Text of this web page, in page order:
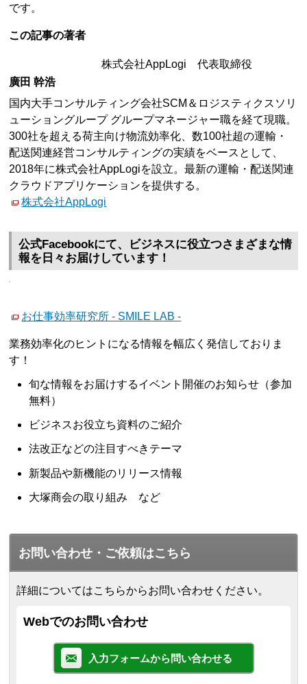
です。
この記事の著者
株式会社AppLogi 代表取締役
廣田 幹浩
国内大手コンサルティング会社SCM＆ロジスティクスソリ
ューショングループ グループマネージャー職を経て現職。
300社を超える荷主向け物流効率化、数100社超の運輸・
配送関連経営コンサルティングの実績をベースとして、
2018年に株式会社AppLogiを設立。最新の運輸・配送関連
クラウドアプリケーションを提供する。
株式会社AppLogi
公式Facebookにて、ビジネスに役立つさまざまな情
報を日々お届けしています！
お仕事効率研究所 - SMILE LAB -
業務効率化のヒントになる情報を幅広く発信しておりま
す！
旬な情報をお届けするイベント開催のお知らせ（参加
無料）
ビジネスお役立ち資料のご紹介
法改正などの注目すべきテーマ
新製品や新機能のリリース情報
大塚商会の取り組み など
お問い合わせ・ご依頼はこちら
詳細についてはこちらからお問い合わせください。
Webでのお問い合わせ
入力フォームから問い合わせる